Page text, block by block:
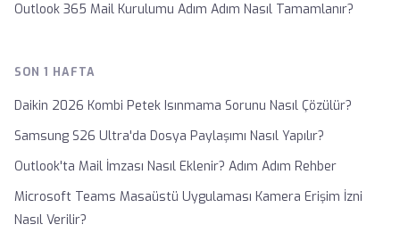
Outlook 365 Mail Kurulumu Adım Adım Nasıl Tamamlanır?
SON 1 HAFTA
Daikin 2026 Kombi Petek Isınmama Sorunu Nasıl Çözülür?
Samsung S26 Ultra'da Dosya Paylaşımı Nasıl Yapılır?
Outlook'ta Mail İmzası Nasıl Eklenir? Adım Adım Rehber
Microsoft Teams Masaüstü Uygulaması Kamera Erişim İzni
Nasıl Verilir?